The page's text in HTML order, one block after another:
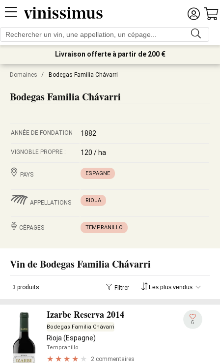
Livraison offerte à partir de 200 €
Domaines / Bodegas Familia Chávarri
Bodegas Familia Chávarri
ANNÉE DE FONDATION 1882
VIGNOBLE PROPRE : 120 / ha
PAYS ESPAGNE
APPELLATIONS RIOJA
CÉPAGES TEMPRANILLO
Vin de Bodegas Familia Chávarri
3 produits Filtrer
Izarbe Reserva 2014
Bodegas Familia Chávarri
Rioja (Espagne)
Tempranillo
2 commentaires
6